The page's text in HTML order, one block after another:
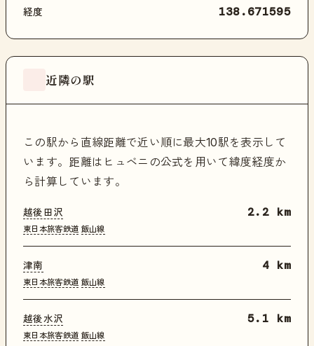
経度 138.671595
近隣の駅
この駅から直線距離で近い順に最大10駅を表示して
います。距離はヒュベニの公式を用いて緯度経度か
ら計算しています。
越後田沢
東日本旅客鉄道 飯山線
2.2 km
津南
東日本旅客鉄道 飯山線
4 km
越後水沢
東日本旅客鉄道 飯山線
5.1 km